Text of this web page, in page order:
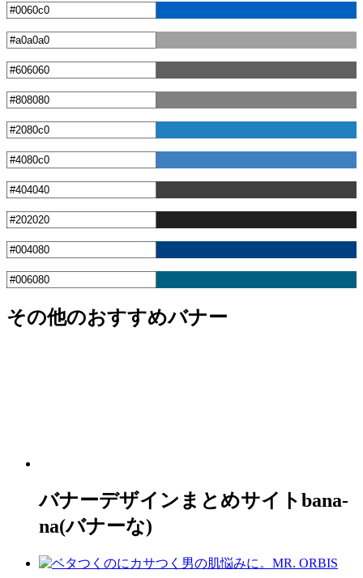
その他のおすすめバナー
バナーデザインまとめサイトbana-
na(バナーな)